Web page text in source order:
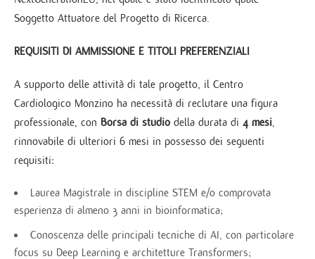
Soggetto Attuatore del Progetto di Ricerca.
REQUISITI DI AMMISSIONE E TITOLI PREFERENZIALI
A supporto delle attività di tale progetto, il Centro
Cardiologico Monzino ha necessità di reclutare una figura
professionale, con Borsa di studio della durata di 4 mesi
rinnovabile di ulteriori 6 mesi in possesso dei seguenti
requisiti:
Laurea Magistrale in discipline STEM e/o comprovata
esperienza di almeno 3 anni in bioinformatica;
Conoscenza delle principali tecniche di AI, con particolare
focus su Deep Learning e architetture Transformers;